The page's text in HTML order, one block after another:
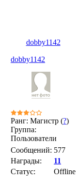
dobby1142
dobby1142
Ранг: Магистр (?)
Группа:
Пользователи
Сообщений: 577
Награды:
11
Статус:
Offline